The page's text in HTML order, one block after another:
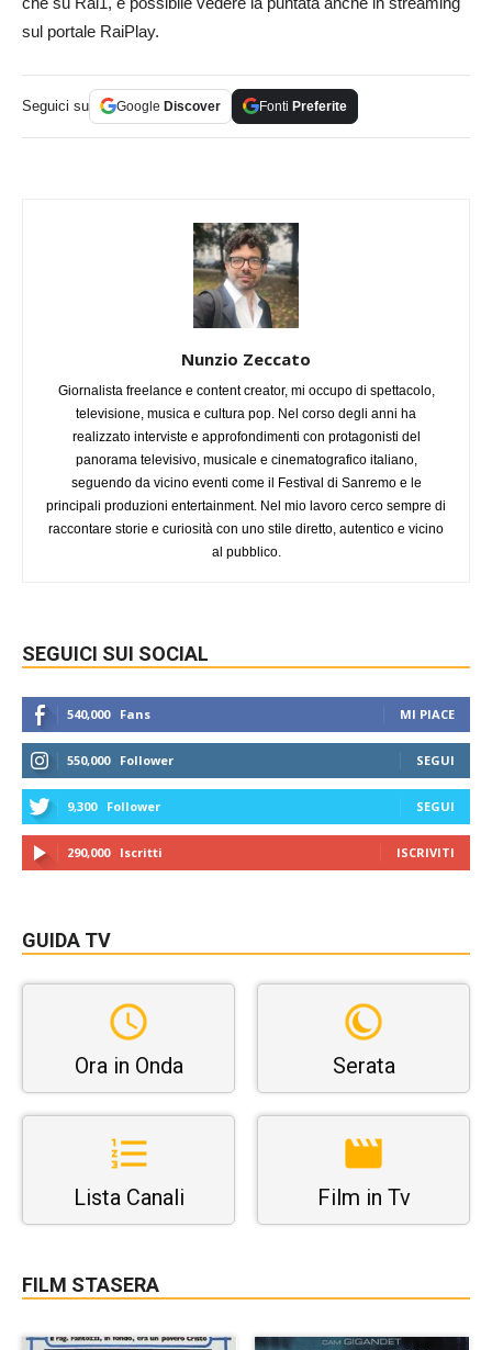
sul portale RaiPlay.
Seguici su Google Discover Fonti Preferite
Nunzio Zeccato
Giornalista freelance e content creator, mi occupo di spettacolo,
televisione, musica e cultura pop. Nel corso degli anni ha
realizzato interviste e approfondimenti con protagonisti del
panorama televisivo, musicale e cinematografico italiano,
seguendo da vicino eventi come il Festival di Sanremo e le
principali produzioni entertainment. Nel mio lavoro cerco sempre di
raccontare storie e curiosità con uno stile diretto, autentico e vicino
al pubblico.
SEGUICI SUI SOCIAL
540,000 Fans MI PIACE
550,000 Follower SEGUI
9,300 Follower SEGUI
290,000 Iscritti ISCRIVITI
GUIDA TV
Ora in Onda Serata
Lista Canali Film in Tv
FILM STASERA